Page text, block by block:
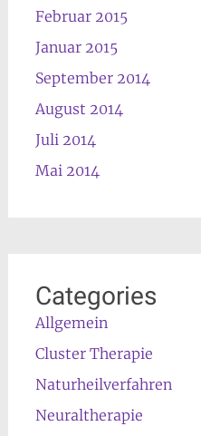
Februar 2015
Januar 2015
September 2014
August 2014
Juli 2014
Mai 2014
Categories
Allgemein
Cluster Therapie
Naturheilverfahren
Neuraltherapie